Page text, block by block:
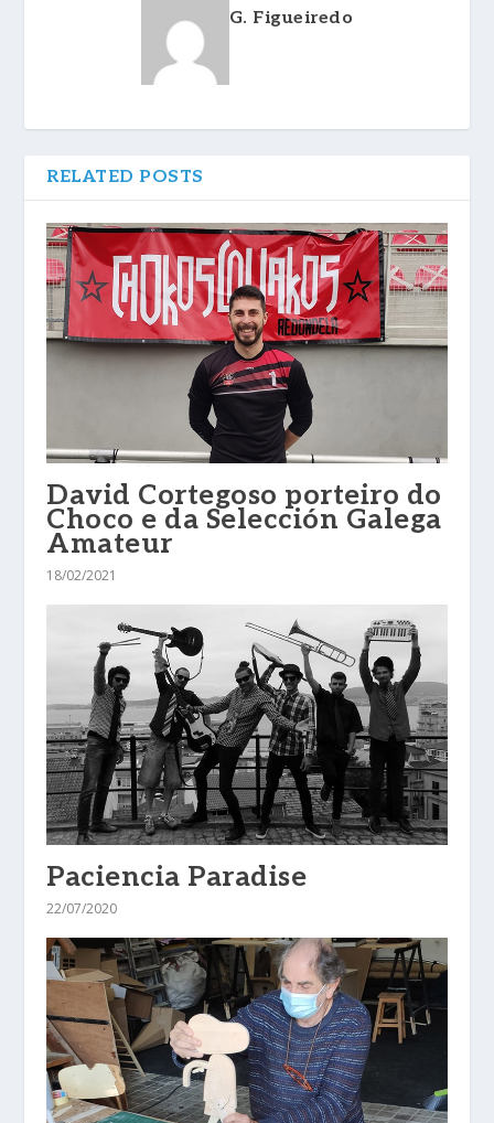
G. Figueiredo
RELATED POSTS
David Cortegoso porteiro do
Choco e da Selección Galega
Amateur
18/02/2021
Paciencia Paradise
22/07/2020